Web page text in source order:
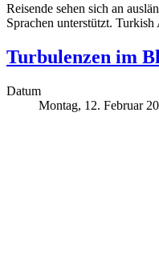
Reisende sehen sich an
Sprachen unterstützt.
Turbulenzen im
Datum
Montag, 12. Februar